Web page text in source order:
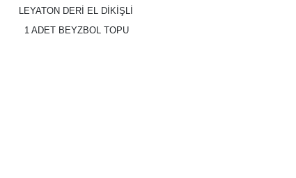
LEYATON DERİ EL DİKİŞLİ
1 ADET BEYZBOL TOPU